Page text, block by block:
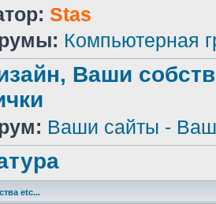
Stas
Компьютерная
Ваши
Ваши сайты -
etc...